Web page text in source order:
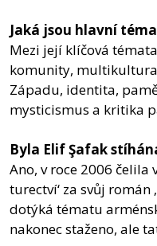
Jaká jsou hlavní
Mezi její klíčová
komunity,
Západu, identita,
mysticismus a kritika
Byla Elif Şafak
Ano, v roce 2006 čelila
turectví‘ za svůj román
dotýká tématu
nakonec staženo, ale